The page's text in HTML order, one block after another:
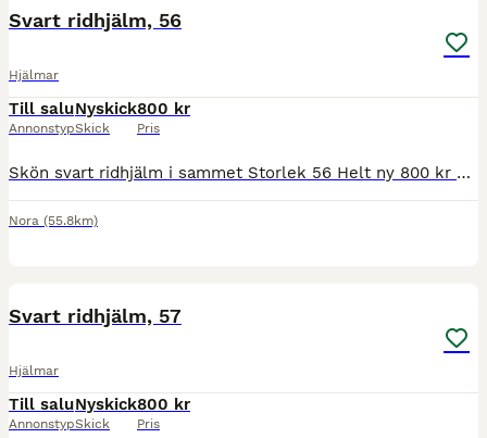
Svart ridhjälm, 56
Hjälmar
Till salu
Annonstyp
Nyskick
Skick
800 kr
Pris
Skön svart ridhjälm i sammet Storlek 56 Helt ny 800 kr st. Kan skickas om köparen står för frakten. Betalas med swish Skickas med Postnord eller DHL.
Nora (55.8km)
Svart ridhjälm, 57
Hjälmar
Till salu
Annonstyp
Nyskick
Skick
800 kr
Pris